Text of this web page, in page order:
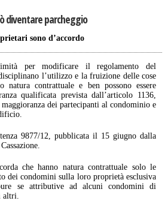
diventare parcheggio
sono d’accordo
per modificare il regolamento del
l’utilizzo e la fruizione delle cose
contrattuale e ben possono essere
qualificata prevista dall’articolo 1136,
dei partecipanti al condominio e
9877/12, pubblicata il 15 giugno dalla
che hanno natura contrattuale solo le
dei condomini sulla loro proprietà esclusiva
se attributive ad alcuni condomini di